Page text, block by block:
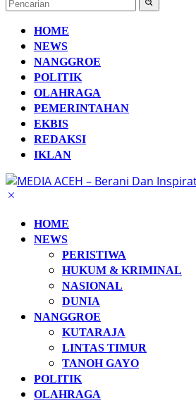
HOME
NEWS
NANGGROE
POLITIK
OLAHRAGA
PEMERINTAHAN
EKBIS
REDAKSI
IKLAN
HOME
NEWS
PERISTIWA
HUKUM & KRIMINAL
NASIONAL
DUNIA
NANGGROE
KUTARAJA
LINTAS TIMUR
TANOH GAYO
POLITIK
OLAHRAGA